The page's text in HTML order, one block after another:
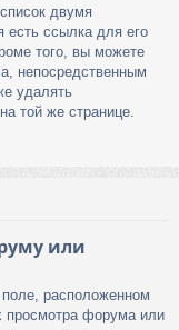
двумя
есть ссылка для его
того, вы можете
непосредственным
удалять
той же странице.
или
расположенном
просмотра форума или